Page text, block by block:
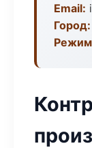
Email:
Город: